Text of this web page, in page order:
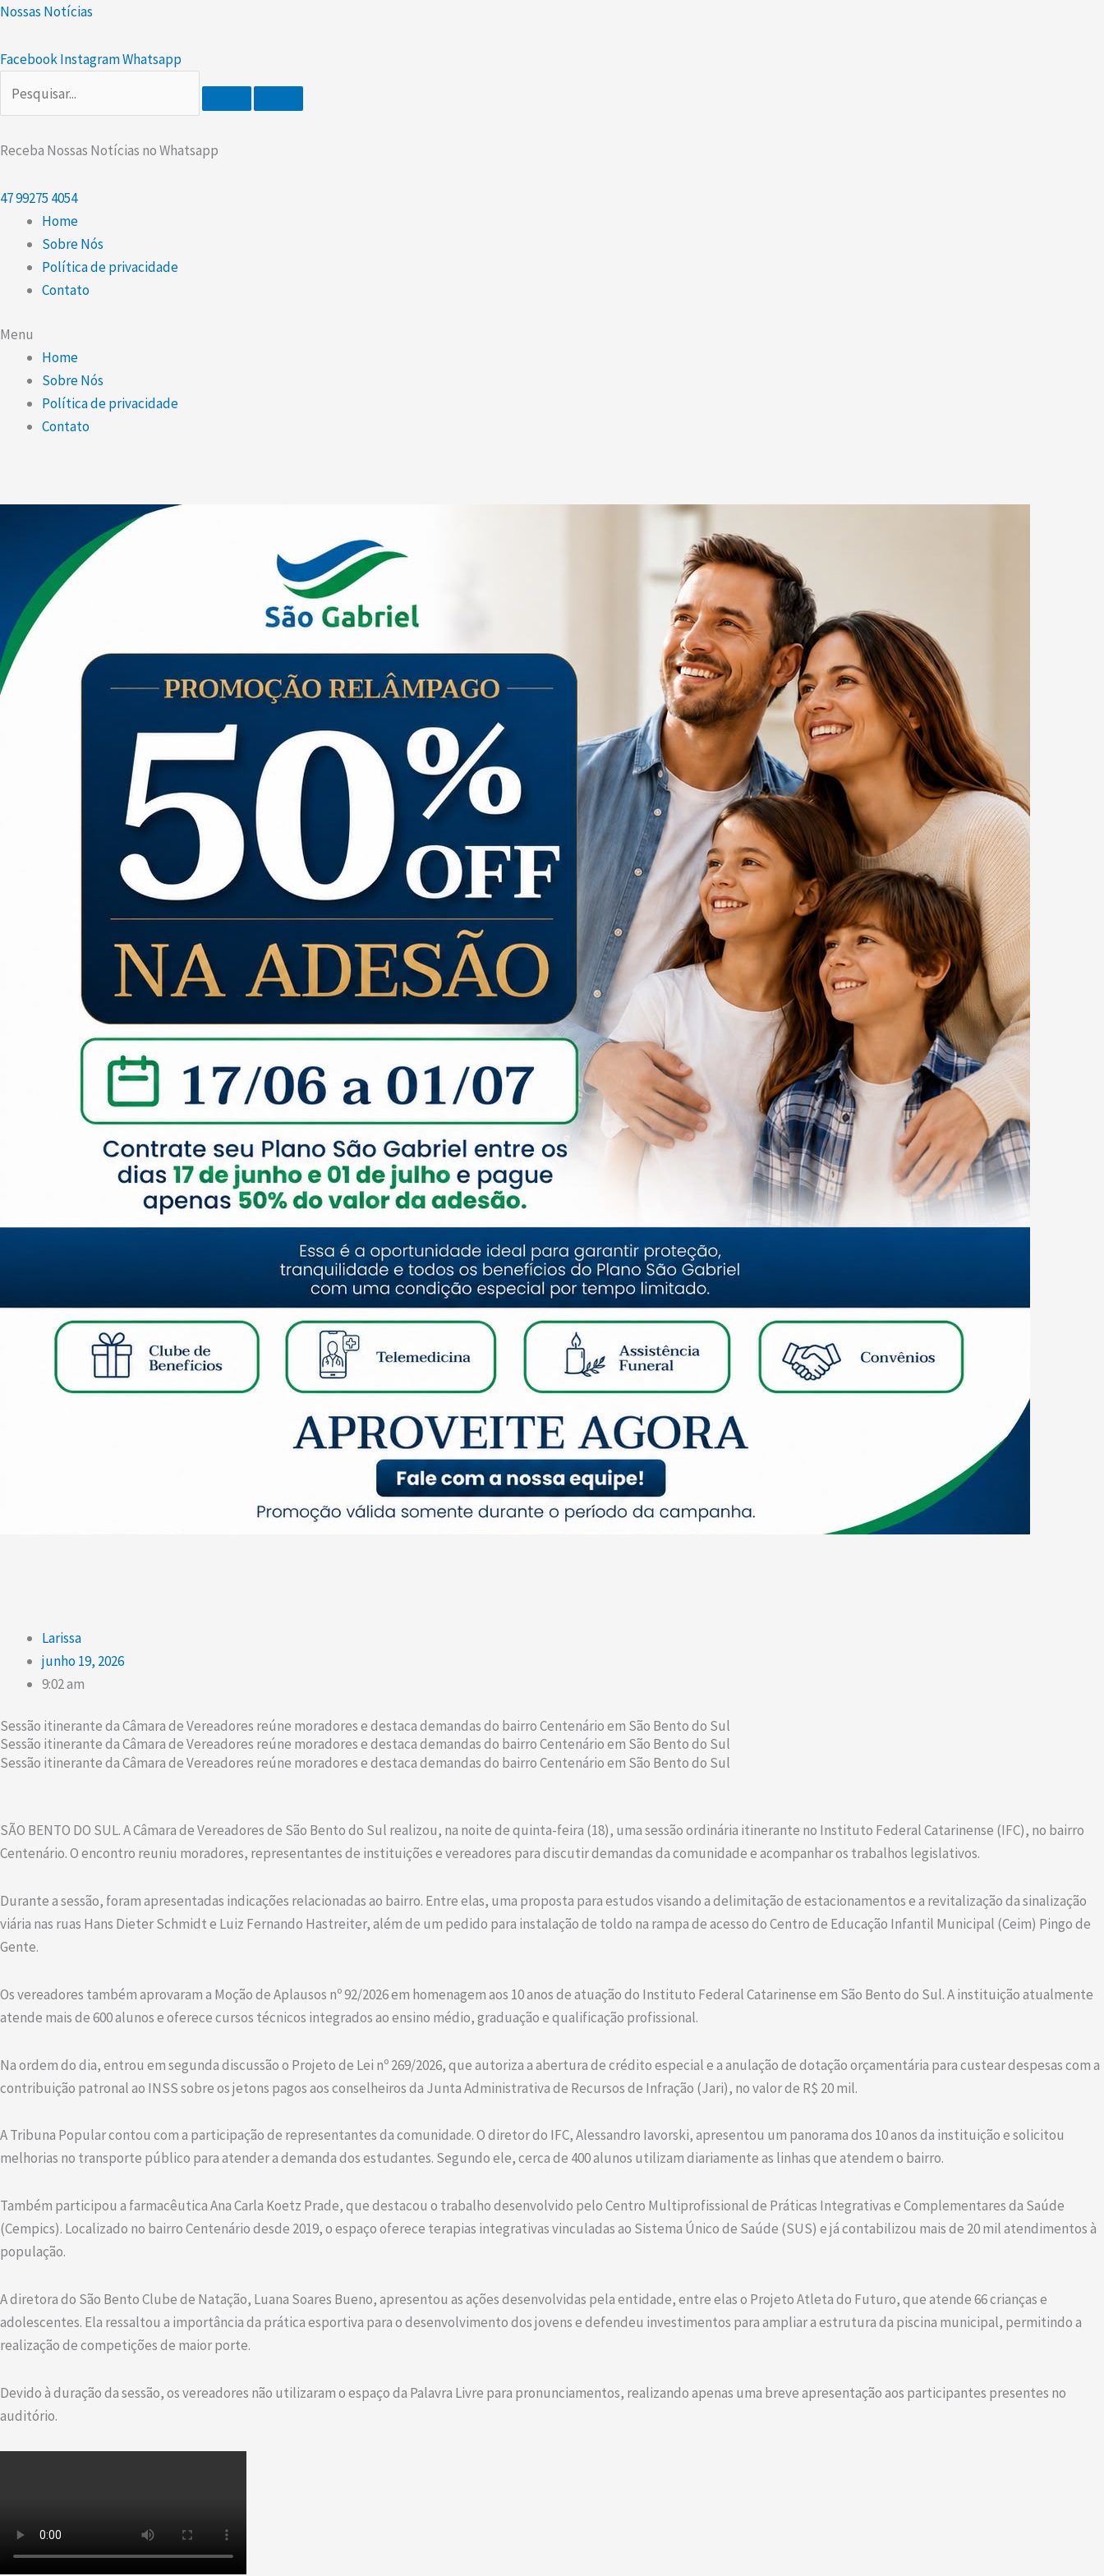
Ir
o
Nossas Notícias
FacebookInstagramWhatsapp
Receba Nossas Notícias no Whatsapp
4799275 4054
Home
Sobre Nós
Política de privacidade
Contato
Menu
Home
Sobre Nós
Política de privacidade
Contato
Larissa
junho 19, 2026
9:02 am
Sessão itinerante da Câmara de Vereadores reúne moradores e destaca demandas do bairro Centenário em São Bento do Sul
Sessão itinerante da Câmara de Vereadores reúne moradores e destaca demandas do bairro Centenário em São Bento do Sul
Sessão itinerante da Câmara de Vereadores reúne moradores e destaca demandas do bairro Centenário em São Bento do Sul
SÃO BENTO DO SUL. A Câmara de Vereadores de São Bento do Sul realizou, na noite de quinta-feira (18), uma sessão ordinária itinerante no Instituto Federal Catarinense (IFC), no bairro
Centenário. O encontro reuniu moradores, representantes de instituições e vereadores para discutir demandas da comunidade e acompanhar os trabalhos legislativos.
Durante a sessão, foram apresentadas indicações relacionadas ao bairro. Entre elas, uma proposta para estudos visando a delimitação de estacionamentos e a revitalização da sinalização
viária nas ruas Hans Dieter Schmidt e Luiz Fernando Hastreiter, além de um pedido para instalação de toldo na rampa de acesso do Centro de Educação Infantil Municipal (Ceim) Pingo de
Gente.
Os vereadores também aprovaram a Moção de Aplausos nº 92/2026 em homenagem aos 10 anos de atuação do Instituto Federal Catarinense em São Bento do Sul. A instituição atualmente
atende mais de 600 alunos e oferece cursos técnicos integrados ao ensino médio, graduação e qualificação profissional.
Na ordem do dia, entrou em segunda discussão o Projeto de Lei nº 269/2026, que autoriza a abertura de crédito especial e a anulação de dotação orçamentária para custear despesas com a
contribuição patronal ao INSS sobre os jetons pagos aos conselheiros da Junta Administrativa de Recursos de Infração (Jari), no valor de R$ 20 mil.
A Tribuna Popular contou com a participação de representantes da comunidade. O diretor do IFC, Alessandro Iavorski, apresentou um panorama dos 10 anos da instituição e solicitou
melhorias no transporte público para atender a demanda dos estudantes. Segundo ele, cerca de 400 alunos utilizam diariamente as linhas que atendem o bairro.
Também participou a farmacêutica Ana Carla Koetz Prade, que destacou o trabalho desenvolvido pelo Centro Multiprofissional de Práticas Integrativas e Complementares da Saúde
(Cempics). Localizado no bairro Centenário desde 2019, o espaço oferece terapias integrativas vinculadas ao Sistema Único de Saúde (SUS) e já contabilizou mais de 20 mil atendimentos à
população.
A diretora do São Bento Clube de Natação, Luana Soares Bueno, apresentou as ações desenvolvidas pela entidade, entre elas o Projeto Atleta do Futuro, que atende 66 crianças e
adolescentes. Ela ressaltou a importância da prática esportiva para o desenvolvimento dos jovens e defendeu investimentos para ampliar a estrutura da piscina municipal, permitindo a
realização de competições de maior porte.
Devido à duração da sessão, os vereadores não utilizaram o espaço da Palavra Livre para pronunciamentos, realizando apenas uma breve apresentação aos participantes presentes no
auditório.
Scroll